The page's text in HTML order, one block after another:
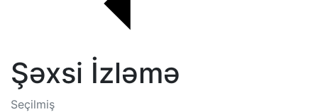
Şəxsi İzləmə
Seçilmiş